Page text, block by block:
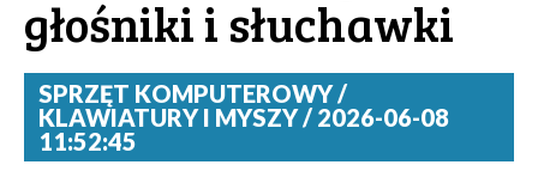
głośniki i słuchawki
SPRZĘT KOMPUTEROWY /
KLAWIATURY I MYSZY / 2026-06-08
11:52:45